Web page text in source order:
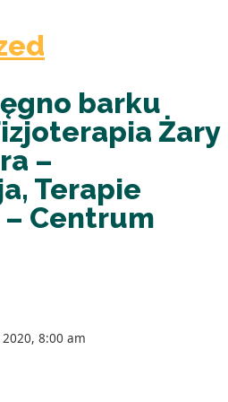
barku
Żary
–
Terapie
Centrum
8:00 am